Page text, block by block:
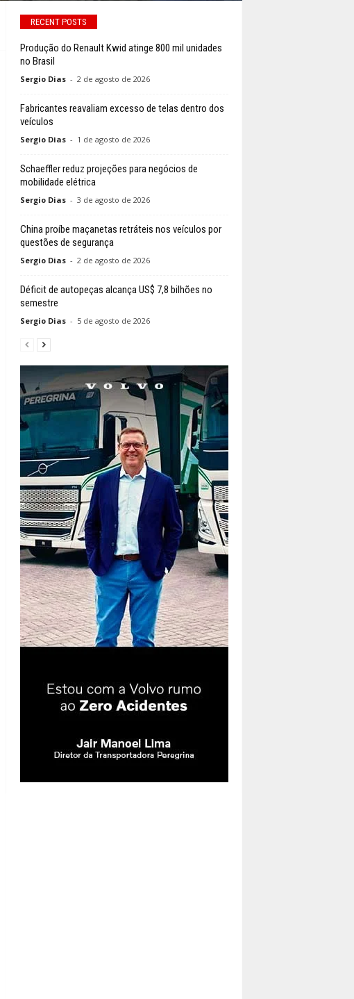
RECENT POSTS
Produção do Renault Kwid atinge 800 mil unidades
no Brasil
Sergio Dias - 2 de agosto de 2026
Fabricantes reavaliam excesso de telas dentro dos
veículos
Sergio Dias - 1 de agosto de 2026
Schaeffler reduz projeções para negócios de
mobilidade elétrica
Sergio Dias - 3 de agosto de 2026
China proíbe maçanetas retráteis nos veículos por
questões de segurança
Sergio Dias - 2 de agosto de 2026
Déficit de autopeças alcança US$ 7,8 bilhões no
semestre
Sergio Dias - 5 de agosto de 2026